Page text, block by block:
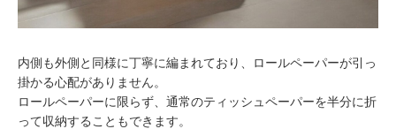
内側も外側と同様に丁寧に編まれており、ロールペーパーが引っ
掛かる心配がありません。
ロールペーパーに限らず、通常のティッシュペーパーを半分に折
って収納することもできます。